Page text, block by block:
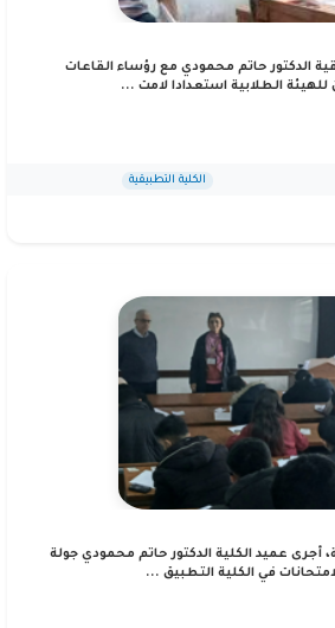
الدكتور حاتم محمودي مع رؤساء القاعات
الطلابية استعدادا لامت ...
الكلية التطبيقية
أجرى عميد الكلية الدكتور حاتم محمودي جولة
في الكلية التطبيق ...